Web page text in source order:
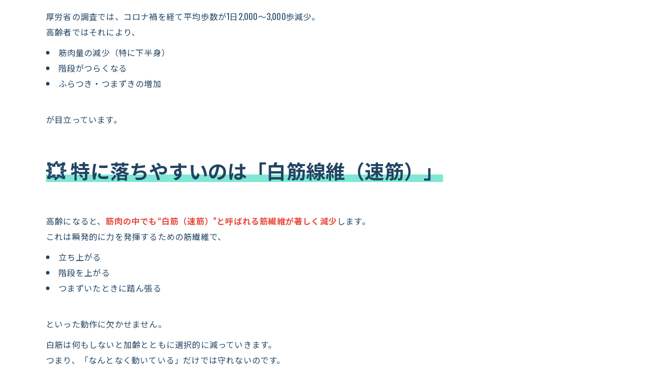
厚労省の調査では、コロナ禍を経て平均歩数が1日2,000〜3,000歩減少。
高齢者ではそれにより、
筋肉量の減少（特に下半身）
階段がつらくなる
ふらつき・つまずきの増加
が目立っています。
💥 特に落ちやすいのは「白筋線維（速筋）」
高齢になると、筋肉の中でも“白筋（速筋）”と呼ばれる筋繊維が著しく減少 します。
これは瞬発的に力を発揮するための筋繊維で、
立ち上がる
階段を上がる
つまずいたときに踏ん張る
といった動作に欠かせません。
白筋は何もしないと加齢とともに選択的に減っていきます。
つまり、「なんとなく動いている」だけでは守れないのです。